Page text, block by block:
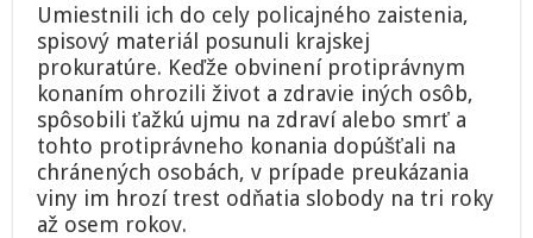
Umiestnili ich do cely policajného zaistenia,
spisový materiál posunuli krajskej
prokuratúre. Keďže obvinení protiprávnym
konaním ohrozili život a zdravie iných osôb,
spôsobili ťažkú ujmu na zdraví alebo smrť a
tohto protiprávneho konania dopúšťali na
chránených osobách, v prípade preukázania
viny im hrozí trest odňatia slobody na tri roky
až osem rokov.